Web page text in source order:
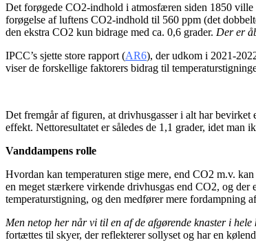
Det forøgede CO2-indhold i atmosfæren siden 1850 ville
forøgelse af luftens CO2-indhold til 560 ppm (det
den ekstra CO2 kun bidrage med ca. 0,6 grader. Derer
IPCC’s sjette store rapport (AR6), der udkom i 2021-
viser de forskellige faktorers bidrag til
Det fremgår af figuren, at drivhusgasser i alt har bevirket
effekt. Nettoresultatet er således de 1,1 grader, idet
Vanddampens rolle
Hvordan kan temperaturen stige mere, end CO2 m.v.
en meget stærkere virkende drivhusgas end CO2, og der
temperaturstigning, og den medfører mere fordampning
Men netop her når vi til en af de afgørende knaster i hele
fortættes til skyer, der reflekterer sollyset og har en